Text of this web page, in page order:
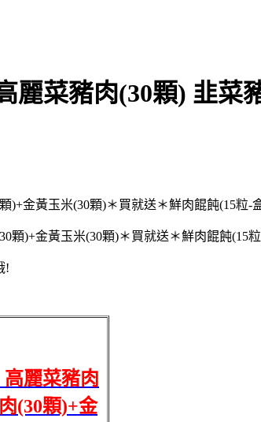
麗菜豬肉(30顆) 韭菜
)+金黃玉米(30顆)＊買就送＊鮮肉餛飩(15粒-
顆)+金黃玉米(30顆)＊買就送＊鮮肉餛飩(15
!
麗菜豬肉
(30顆)+金